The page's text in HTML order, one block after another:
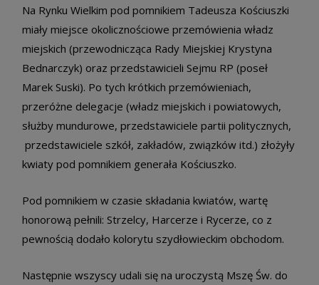
Na Rynku Wielkim pod pomnikiem Tadeusza Kościuszki
miały miejsce okolicznościowe przemówienia władz
miejskich (przewodnicząca Rady Miejskiej Krystyna
Bednarczyk) oraz przedstawicieli Sejmu RP (poseł
Marek Suski). Po tych krótkich przemówieniach,
przeróżne delegacje (władz miejskich i powiatowych,
służby mundurowe, przedstawiciele partii politycznych,
przedstawiciele szkół, zakładów, związków itd.) złożyły
kwiaty pod pomnikiem generała Kościuszko.
Pod pomnikiem w czasie składania kwiatów, wartę
honorową pełnili: Strzelcy, Harcerze i Rycerze, co z
pewnością dodało kolorytu szydłowieckim obchodom.
Następnie wszyscy udali się na uroczystą Mszę Św. do